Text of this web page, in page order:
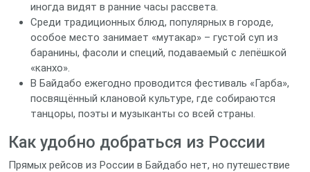
иногда видят в ранние часы рассвета.
Среди традиционных блюд, популярных в городе,
особое место занимает «мутакар» – густой суп из
баранины, фасоли и специй, подаваемый с лепёшкой
«канхо».
В Байдабо ежегодно проводится фестиваль «Гарба»,
посвящённый клановой культуре, где собираются
танцоры, поэты и музыканты со всей страны.
Как удобно добраться из России
Прямых рейсов из России в Байдабо нет, но путешествие